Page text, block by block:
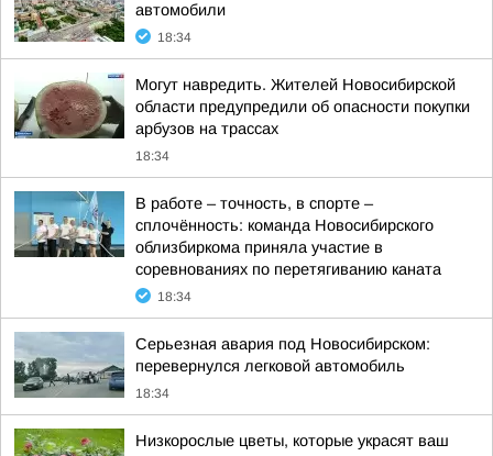
автомобили
18:34
Могут навредить. Жителей Новосибирской
области предупредили об опасности покупки
арбузов на трассах
18:34
В работе – точность, в спорте –
сплочённость: команда Новосибирского
облизбиркома приняла участие в
соревнованиях по перетягиванию каната
18:34
Серьезная авария под Новосибирском:
перевернулся легковой автомобиль
18:34
Низкорослые цветы, которые украсят ваш